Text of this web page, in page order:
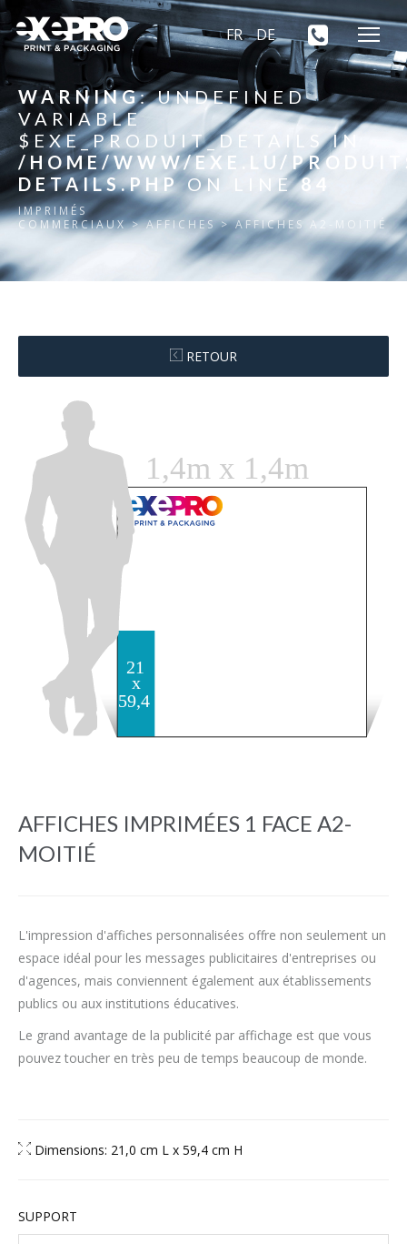
FR DE
WARNING: UNDEFINED
VARIABLE
$EXE_PRODUIT_DETAILS IN
/HOME/WWW/EXE.LU/
DETAILS.PHPON LINE84
IMPRIMÉS
COMMERCIAUX> AFFICHES > AFFICHES A2-MOITIÉ
RETOUR
AFFICHES IMPRIMÉES 1 FACE A2-
MOITIÉ
L'impression d'affiches personnalisées offre non seulement un
espace idéal pour les messages publicitaires d'entreprises ou
d'agences, mais conviennent également aux établissements
publics ou aux institutions éducatives.
Le grand avantage de la publicité par affichage est que vous
pouvez toucher en très peu de temps beaucoup de monde.
Dimensions: 21,0 cm L x 59,4 cm H
SUPPORT